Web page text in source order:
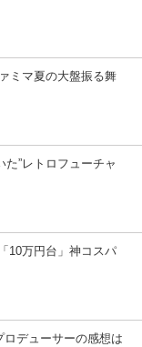
ミマ夏の大盤振る舞
”レトロフューチャ
10万円台」神コスパ
ロデューサーの感想は